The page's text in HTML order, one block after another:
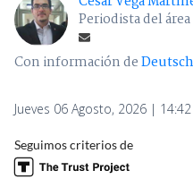
Periodista del
Con información de
Jueves 06 Agosto, 2026 | 14:42
Seguimos criterios de